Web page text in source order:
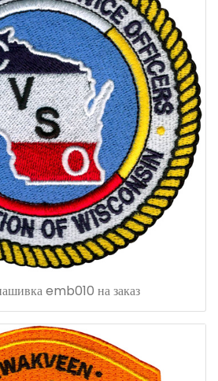
emb010 на заказ